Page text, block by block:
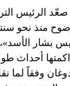
صعّد الرئيس
بشار
وفقاً لما